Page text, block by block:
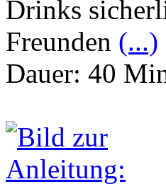
Drinks
Freunden (...)
Dauer: 40